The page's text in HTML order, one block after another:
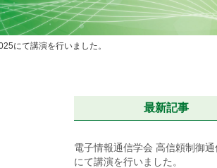
にて講演を行いました。
最新記事
電子情報通信学会 高信頼制御
にて講演を行いました。